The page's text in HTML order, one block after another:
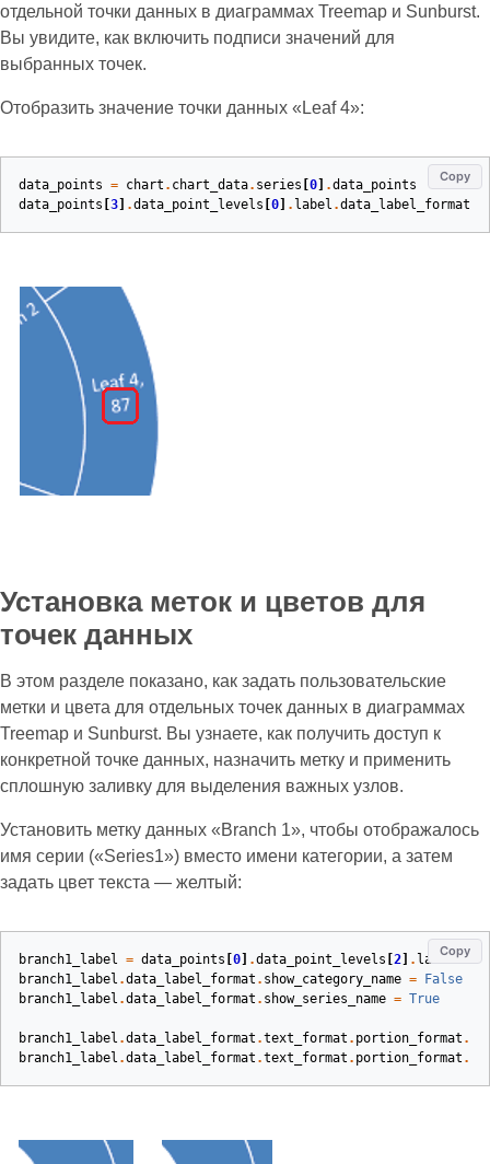
отдельной точки данных в диаграммах Treemap и Sunburst.
Вы увидите, как включить подписи значений для
выбранных точек.
Отобразить значение точки данных «Leaf 4»:
Copy
data_points = chart . chart_data. series [0] .data_points
data_points [3] .data_point_levels [0] . label .data_label_format
Установка меток и цветов для
точек данных
В этом разделе показано, как задать пользовательские
метки и цвета для отдельных точек данных в диаграммах
Treemap и Sunburst. Вы узнаете, как получить доступ к
конкретной точке данных, назначить метку и применить
сплошную заливку для выделения важных узлов.
Установить метку данных «Branch 1», чтобы отображалось
имя серии («Series1») вместо имени категории, а затем
задать цвет текста — желтый:
Copy
branch1_label = data_points [0] .data_point_levels [2] . label
branch1_label .data_label_format . show_category_name = False
branch1_label .data_label_format . show_series_name = True
branch1_label .data_label_format .text_format . portion_format .
branch1_label .data_label_format .text_format . portion_format .